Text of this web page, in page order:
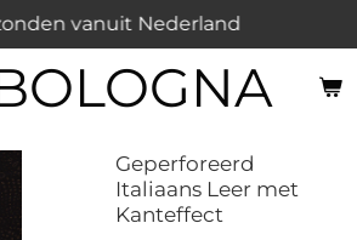
vanuit Nederland
Geperforeerd
Italiaans Leer met
Kanteffect